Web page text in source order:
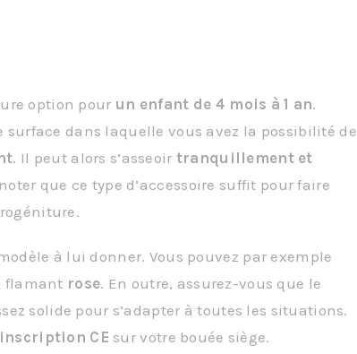
option pour un enfant de 4 mois à 1 an.
surface dans laquelle vous avez la possibilité de
. Il peut alors s’asseoir tranquillement et
que ce type d’accessoire suffit pour faire
à lui donner. Vous pouvez par exemple
flamant rose. En outre, assurez-vous que le
solide pour s’adapter à toutes les situations.
CE sur votre bouée siège.